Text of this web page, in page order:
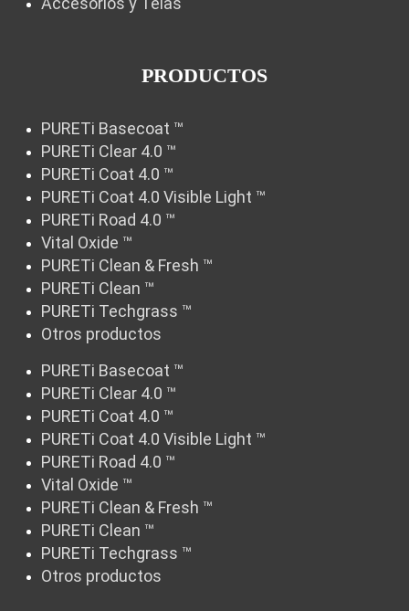
PRODUCTOS
PURETi Basecoat ™
PURETi Clear 4.0 ™
PURETi Coat 4.0 ™
PURETi Coat 4.0 Visible Light ™
PURETi Road 4.0 ™
Vital Oxide ™
PURETi Clean & Fresh ™
PURETi Clean ™
PURETi Techgrass ™
Otros productos
PURETi Basecoat ™
PURETi Clear 4.0 ™
PURETi Coat 4.0 ™
PURETi Coat 4.0 Visible Light ™
PURETi Road 4.0 ™
Vital Oxide ™
PURETi Clean & Fresh ™
PURETi Clean ™
PURETi Techgrass ™
Otros productos